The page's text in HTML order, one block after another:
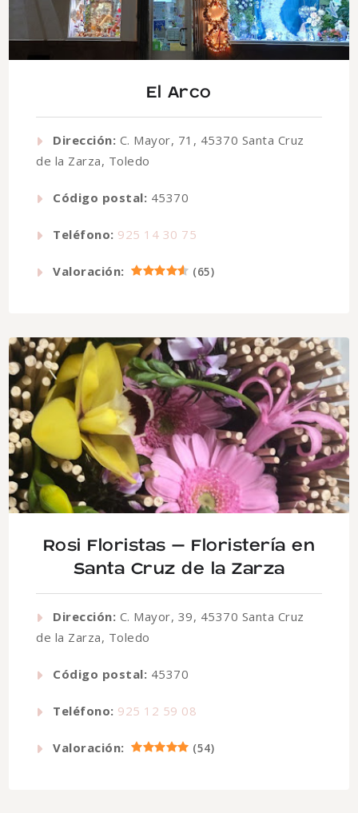
El Arco
Dirección: C. Mayor, 71, 45370 Santa Cruz
de la Zarza, Toledo
Código postal: 45370
Teléfono: 925 14 30 75
Valoración: (65)
Rosi Floristas – Floristería en
Santa Cruz de la Zarza
Dirección: C. Mayor, 39, 45370 Santa Cruz
de la Zarza, Toledo
Código postal: 45370
Teléfono: 925 12 59 08
Valoración: (54)